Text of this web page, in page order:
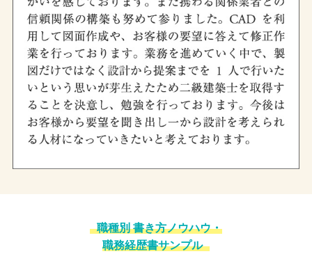
職種別 書き方ノウハウ・
職務経歴書サンプル